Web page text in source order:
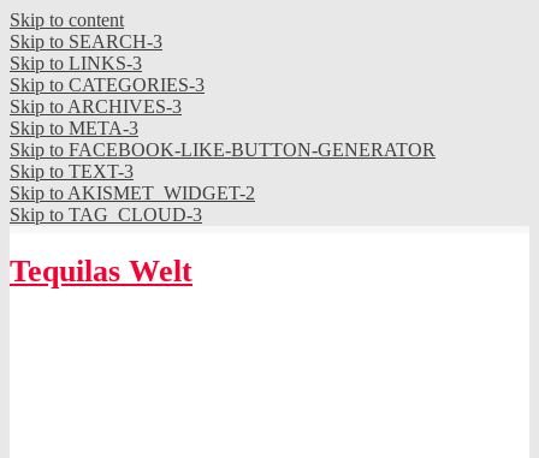
Skip to content
Skip to SEARCH-3
Skip to LINKS-3
Skip to CATEGORIES-3
Skip to ARCHIVES-3
Skip to META-3
Skip to FACEBOOK-LIKE-BUTTON-GENERATOR
Skip to TEXT-3
Skip to AKISMET_WIDGET-2
Skip to TAG_CLOUD-3
Tequilas Welt